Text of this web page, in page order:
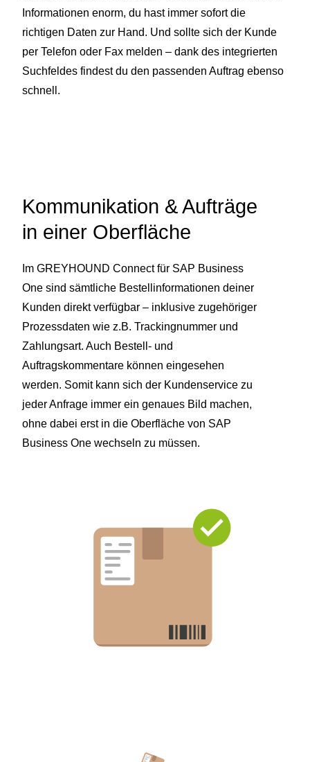
Informationen enorm, du hast immer sofort die
richtigen Daten zur Hand. Und sollte sich der Kunde
per Telefon oder Fax melden – dank des integrierten
Suchfeldes findest du den passenden Auftrag ebenso
schnell.
Kommunikation & Aufträge
in einer Oberfläche
Im GREYHOUND Connect für SAP Business
One sind sämtliche Bestellinformationen deiner
Kunden direkt verfügbar – inklusive zugehöriger
Prozessdaten wie z.B. Trackingnummer und
Zahlungsart. Auch Bestell- und
Auftragskommentare können eingesehen
werden. Somit kann sich der Kundenservice zu
jeder Anfrage immer ein genaues Bild machen,
ohne dabei erst in die Oberfläche von SAP
Business One wechseln zu müssen.